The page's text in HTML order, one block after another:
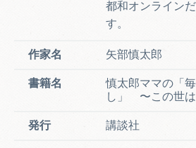
都和オンライン
す。
作家名 矢部慎太郎
書籍名
慎太郎ママの「
し」 〜この世は
発行 講談社